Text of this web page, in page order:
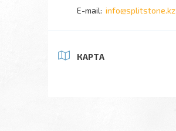
info@splitstone.kz
КАРТА